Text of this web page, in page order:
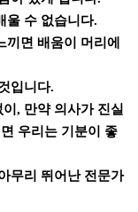
울 수 없습니다.
면 배움이 머리에
입니다.
, 만약 의사가 진실
우리는 기분이 좋
무리 뛰어난 전문가